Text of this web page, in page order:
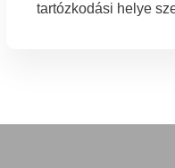
tartózkodási helye